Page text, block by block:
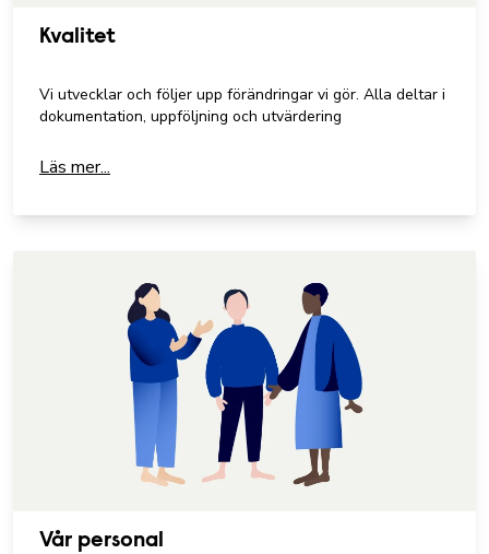
Kvalitet
Vi utvecklar och följer upp förändringar vi gör. Alla deltar i
dokumentation, uppföljning och utvärdering
Läs mer...
Vår personal